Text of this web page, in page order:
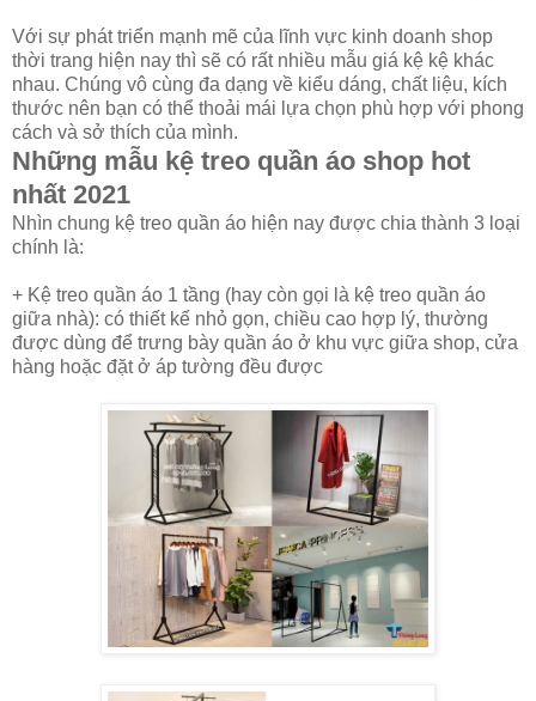
Với sự phát triển mạnh mẽ của lĩnh vực kinh doanh shop
thời trang hiện nay thì sẽ có rất nhiều mẫu giá kệ kệ khác
nhau. Chúng vô cùng đa dạng về kiểu dáng, chất liệu, kích
thước nên bạn có thể thoải mái lựa chọn phù hợp với phong
cách và sở thích của mình.
Những mẫu kệ treo quần áo shop hot
nhất 2021
Nhìn chung kệ treo quần áo hiện nay được chia thành 3 loại
chính là:
+ Kệ treo quần áo 1 tầng (hay còn gọi là kệ treo quần áo
giữa nhà): có thiết kế nhỏ gọn, chiều cao hợp lý, thường
được dùng để trưng bày quần áo ở khu vực giữa shop, cửa
hàng hoặc đặt ở áp tường đều được